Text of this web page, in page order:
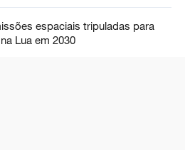
espaciais tripuladas para
Lua em 2030